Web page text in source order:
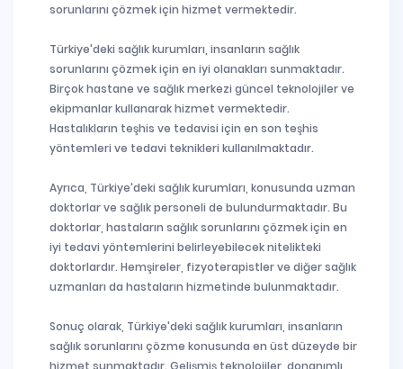
sorunlarını çözmek için hizmet vermektedir.
Türkiye'deki sağlık kurumları, insanların sağlık
sorunlarını çözmek için en iyi olanakları sunmaktadır.
Birçok hastane ve sağlık merkezi güncel teknolojiler ve
ekipmanlar kullanarak hizmet vermektedir.
Hastalıkların teşhis ve tedavisi için en son teşhis
yöntemleri ve tedavi teknikleri kullanılmaktadır.
Ayrıca, Türkiye'deki sağlık kurumları, konusunda uzman
doktorlar ve sağlık personeli de bulundurmaktadır. Bu
doktorlar, hastaların sağlık sorunlarını çözmek için en
iyi tedavi yöntemlerini belirleyebilecek nitelikteki
doktorlardır. Hemşireler, fizyoterapistler ve diğer sağlık
uzmanları da hastaların hizmetinde bulunmaktadır.
Sonuç olarak, Türkiye'deki sağlık kurumları, insanların
sağlık sorunlarını çözme konusunda en üst düzeyde bir
hizmet sunmaktadır. Gelişmiş teknolojiler, donanımlı